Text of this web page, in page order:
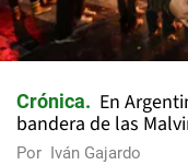
Crónica
En
bandera de las
Por Iván Gajardo